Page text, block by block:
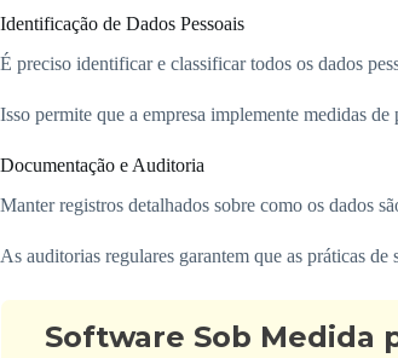
Identificação de Dados Pessoais
É preciso identificar e classificar todos os dados
Isso permite que a empresa implemente medidas de
Documentação e Auditoria
Manter registros detalhados sobre como os dados
As auditorias regulares garantem que as práticas de
Software Sob Medida